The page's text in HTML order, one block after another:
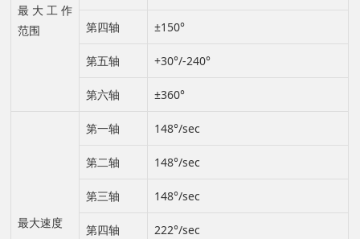
最大工作
范围
第四轴 ±150°
第五轴 +30°/-240°
第六轴 ±360°
最大速度
第一轴 148°/sec
第二轴 148°/sec
第三轴 148°/sec
第四轴 222°/sec